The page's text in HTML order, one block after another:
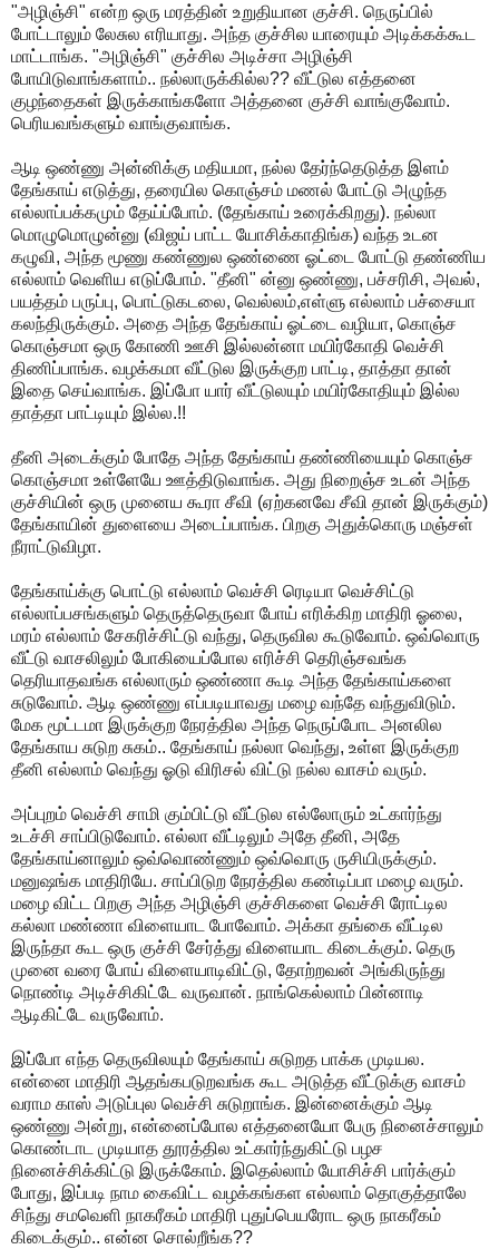
"அழிஞ்சி" என்ற ஒரு மரத்தின் உறுதியான குச்சி. நெருப்பில்
போட்டாலும் லேசுல எரியாது. அந்த குச்சில யாரையும் அடிக்கக்கூட
மாட்டாங்க. "அழிஞ்சி" குச்சில அடிச்சா அழிஞ்சி
போயிடுவாங்களாம்.. நல்லாருக்கில்ல?? வீட்டுல எத்தனை
குழந்தைகள் இருக்காங்களோ அத்தனை குச்சி வாங்குவோம்.
பெரியவங்களும் வாங்குவாங்க.
ஆடி ஒண்ணு அன்னிக்கு மதியமா, நல்ல தேர்ந்தெடுத்த இளம்
தேங்காய் எடுத்து, தரையில கொஞ்சம் மணல் போட்டு அழுந்த
எல்லாப்பக்கமும் தேய்ப்போம். (தேங்காய் உரைக்கிறது). நல்லா
மொழுமொழுன்னு (விஜய் பாட்ட யோசிக்காதிங்க) வந்த உடன
கழுவி, அந்த மூணு கண்ணுல ஒண்ணை ஓட்டை போட்டு தண்ணிய
எல்லாம் வெளிய எடுப்போம். "தீனி" ன்னு ஒண்ணு, பச்சரிசி, அவல்,
பயத்தம் பருப்பு, பொட்டுகடலை, வெல்லம்,எள்ளு எல்லாம் பச்சையா
கலந்திருக்கும். அதை அந்த தேங்காய் ஓட்டை வழியா, கொஞ்ச
கொஞ்சமா ஒரு கோணி ஊசி இல்லன்னா மயிர்கோதி வெச்சி
திணிப்பாங்க. வழக்கமா வீட்டுல இருக்குற பாட்டி, தாத்தா தான்
இதை செய்வாங்க. இப்போ யார் வீட்டுலயும் மயிர்கோதியும் இல்ல
தாத்தா பாட்டியும் இல்ல.!!
தீனி அடைக்கும் போதே அந்த தேங்காய் தண்ணியையும் கொஞ்ச
கொஞ்சமா உள்ளேயே ஊத்திடுவாங்க. அது நிறைஞ்ச உடன் அந்த
குச்சியின் ஒரு முனைய கூரா சீவி (ஏற்கனவே சீவி தான் இருக்கும்)
தேங்காயின் துளையை அடைப்பாங்க. பிறகு அதுக்கொரு மஞ்சள்
நீராட்டுவிழா.
தேங்காய்க்கு பொட்டு எல்லாம் வெச்சி ரெடியா வெச்சிட்டு
எல்லாப்பசங்களும் தெருத்தெருவா போய் எரிக்கிற மாதிரி ஓலை,
மரம் எல்லாம் சேகரிச்சிட்டு வந்து, தெருவில கூடுவோம். ஒவ்வொரு
வீட்டு வாசலிலும் போகியைப்போல எரிச்சி தெரிஞ்சவங்க
தெரியாதவங்க எல்லாரும் ஒண்ணா கூடி அந்த தேங்காய்களை
சுடுவோம். ஆடி ஒண்ணு எப்படியாவது மழை வந்தே வந்துவிடும்.
மேக மூட்டமா இருக்குற நேரத்தில அந்த நெருப்போட அனலில
தேங்காய சுடுற சுகம்.. தேங்காய் நல்லா வெந்து, உள்ள இருக்குற
தீனி எல்லாம் வெந்து ஓடு விரிசல் விட்டு நல்ல வாசம் வரும்.
அப்புறம் வெச்சி சாமி கும்பிட்டு வீட்டுல எல்லோரும் உட்கார்ந்து
உடச்சி சாப்பிடுவோம். எல்லா வீட்டிலும் அதே தீனி, அதே
தேங்காய்னாலும் ஒவ்வொண்ணும் ஒவ்வொரு ருசியிருக்கும்.
மனுஷங்க மாதிரியே. சாப்பிடுற நேரத்தில கண்டிப்பா மழை வரும்.
மழை விட்ட பிறகு அந்த அழிஞ்சி குச்சிகளை வெச்சி ரோட்டில
கல்லா மண்ணா விளையாட போவோம். அக்கா தங்கை வீட்டில
இருந்தா கூட ஒரு குச்சி சேர்த்து விளையாட கிடைக்கும். தெரு
முனை வரை போய் விளையாடிவிட்டு, தோற்றவன் அங்கிருந்து
நொண்டி அடிச்சிகிட்டே வருவான். நாங்கெல்லாம் பின்னாடி
ஆடிகிட்டே வருவோம்.
இப்போ எந்த தெருவிலயும் தேங்காய் சுடுறத பாக்க முடியல.
என்னை மாதிரி ஆதங்கபடுறவங்க கூட அடுத்த வீட்டுக்கு வாசம்
வராம காஸ் அடுப்புல வெச்சி சுடுறாங்க. இன்னைக்கும் ஆடி
ஒண்ணு அன்று, என்னைப்போல எத்தனையோ பேரு நினைச்சாலும்
கொண்டாட முடியாத தூரத்தில உட்கார்ந்துகிட்டு பழச
நினைச்சிக்கிட்டு இருக்கோம். இதெல்லாம் யோசிச்சி பார்க்கும்
போது, இப்படி நாம கைவிட்ட வழக்கங்கள எல்லாம் தொகுத்தாலே
சிந்து சமவெளி நாகரீகம் மாதிரி புதுப்பெயரோட ஒரு நாகரீகம்
கிடைக்கும்.. என்ன சொல்றீங்க??